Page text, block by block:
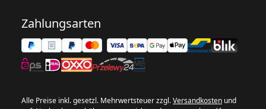
Zahlungsarten
Alle Preise inkl. gesetzl. Mehrwertsteuer zzgl.Versandkosten und